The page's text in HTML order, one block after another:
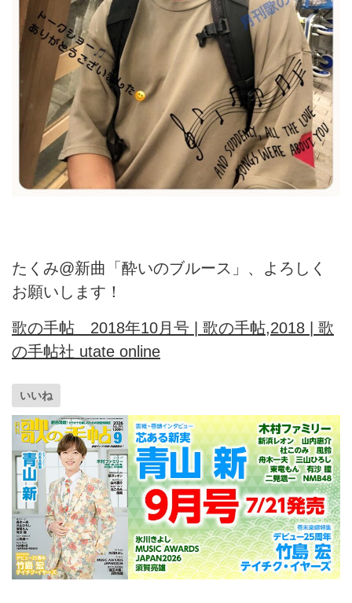
たくみ@新曲「酔いのブルース」、よろしく
お願いします！
歌の手帖 2018年10月号 | 歌の手帖,2018 | 歌
の手帖社 utate online
いいね